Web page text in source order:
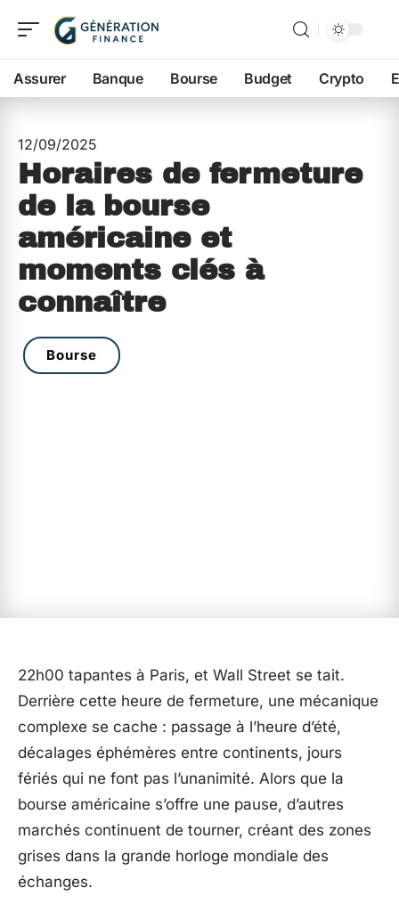
Assurer Banque Bourse Budget Crypto
12/09/2025
Horaires de fermeture
de la bourse
américaine et
moments clés à
connaître
Bourse
22h00 tapantes à Paris, et Wall Street se tait.
Derrière cette heure de fermeture, une mécanique
complexe se cache : passage à l’heure d’été,
décalages éphémères entre continents, jours
fériés qui ne font pas l’unanimité. Alors que la
bourse américaine s’offre une pause, d’autres
marchés continuent de tourner, créant des zones
grises dans la grande horloge mondiale des
échanges.